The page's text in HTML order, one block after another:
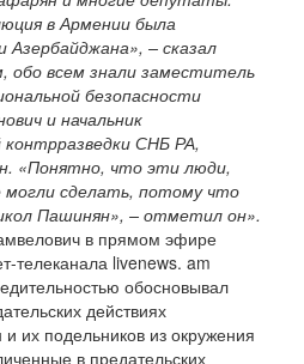
в Армении была
Азербайджана», – сказал
обо всем знали заместитель
безопасности
и начальник
СНБ РА,
«Понятно, что эти люди,
могли сделать, потому что
Пашинян», – отметил он».
в прямом эфире
телеканала livenews. am
обосновывал
действиях
их подельников из окружения
в предательских